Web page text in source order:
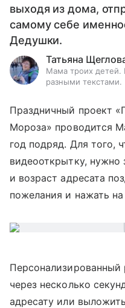
выходя из дома,
самому себе
Дедушки.
Татьяна
Мама троих
разными текстами.
Праздничный проект
Мороза» проводится
год подряд. Для того,
видеооткрытку, нужно
и возраст адресата
пожелания и нажать
Персонализированный
через несколько
адресату или